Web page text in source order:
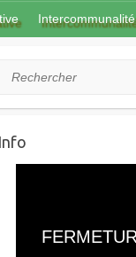
Intercommunalité
Rechercher
Info